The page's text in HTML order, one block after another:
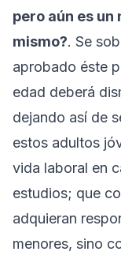
pero aún es un
mismo?. Se
aprobado éste
edad deberá
dejando así de
estos adultos
vida laboral en
estudios; que
adquieran
menores, sino